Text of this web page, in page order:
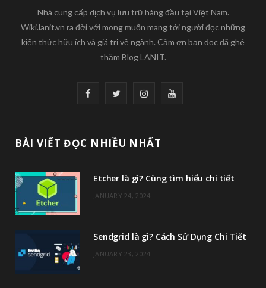
Nhà cung cấp dịch vụ lưu trữ hàng đầu tại Việt Nam.
Wiki.lanit.vn ra đời với mong muốn mang tới người đọc những
kiến thức hữu ích và giá trị về ngành. Cảm ơn bạn đọc đã ghé
thăm Blog LANIT.
c
b
o
T
i
t
I
s
a
Y
u
BÀI VIẾT ĐỌC NHIỀU NHẤT
Etcher là gì? Cùng tìm hiểu chi tiết
JANUARY 24, 2024
Sendgrid là gì? Cách Sử Dụng Chi Tiết
JANUARY 23, 2024